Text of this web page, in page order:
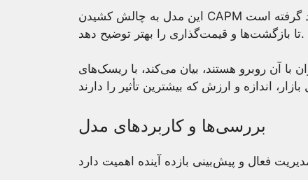
این مدل به چالش کشیدن CAPM پرداخته و سه عامل ریسک، یعنی بازار، اندازه و ارزش را یاد گرفته است
تا بازگشت‌ها و قیمت‌گذاری را بهتر توضیح دهد.
با آن روبرو هستند، بیان می‌کند، با ریسک‌های
بررسی‌ها و کاربردهای مدل